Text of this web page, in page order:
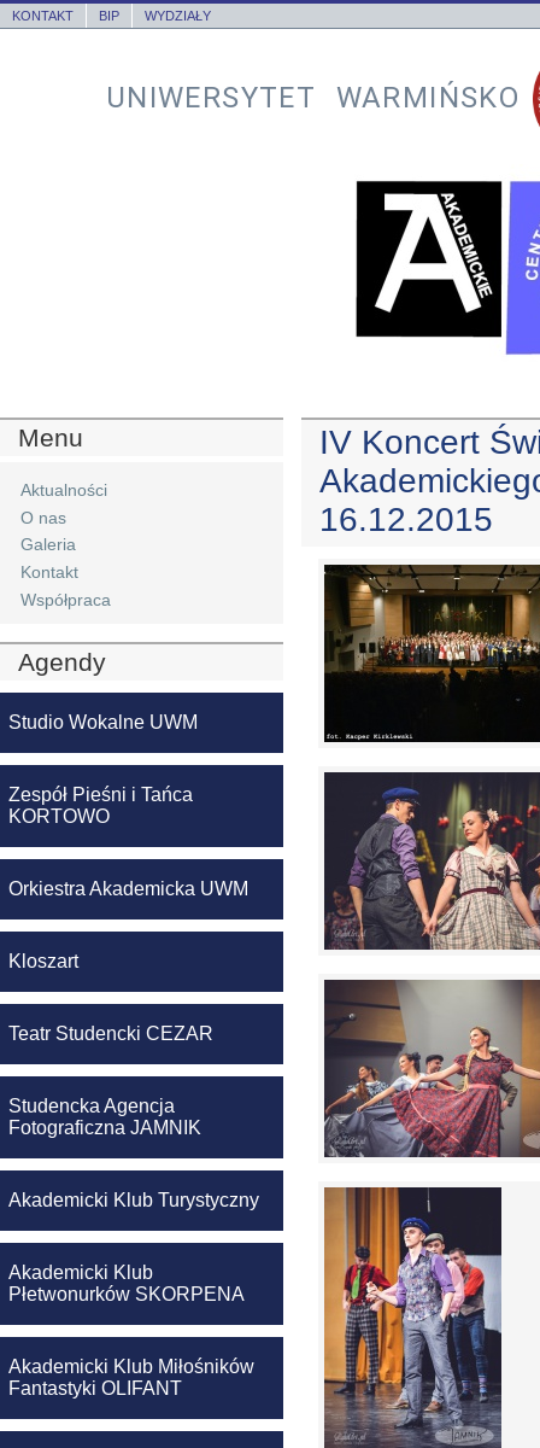
KONTAKT BIP WYDZIAŁY
UNIWERSYTET WARMIŃSKO
Menu
Aktualności
O nas
Galeria
Kontakt
Współpraca
Agendy
Studio Wokalne UWM
Zespół Pieśni i Tańca
KORTOWO
Orkiestra Akademicka UWM
Kloszart
Teatr Studencki CEZAR
Studencka Agencja
Fotograficzna JAMNIK
Akademicki Klub Turystyczny
Akademicki Klub
Płetwonurków SKORPENA
Akademicki Klub Miłośników
Fantastyki OLIFANT
IV Koncert
16.12.2015